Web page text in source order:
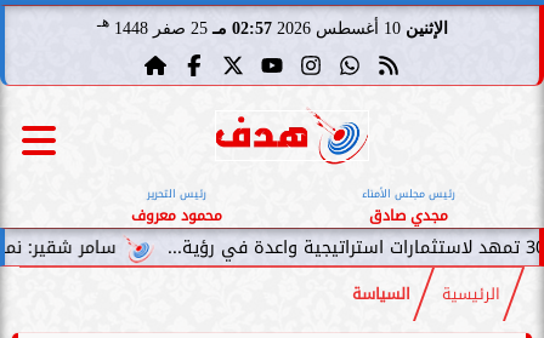
الإثنين 10 أغسطس 2026 02:57 مـ 25 صفر 1448 هـ
رئيس مجلس الأمناء
مجدي صادق
رئيس التحرير
محمود معروف
سامر شقير: نمو صناديق
الرئيسية السياسة